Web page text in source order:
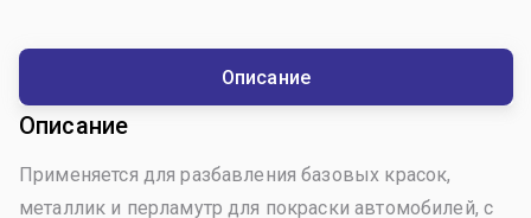
Описание
Описание
Применяется для разбавления базовых красок,
металлик и перламутр для покраски автомобилей, с